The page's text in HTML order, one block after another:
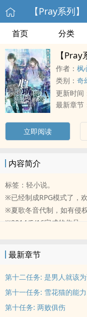
【Pray系列
首页 分类
【
作者： 枫
类别： 奇
更新时间
最新章节
立即阅读
内容简介
标签：轻小说。
※已经制成RPG模式了，
※夏歌冬音代制，如有侵
※2014/5/16完成的作品
这已经是个很久以前的事
这个少年遍体鳞伤，全身
「你、你怎么了?需要帮忙
和背后的尾巴「猫?!」
最新章节
第十二任务: 是男人就该
第十一任务: 雪花猫的能力
第十任务: 两败俱伤